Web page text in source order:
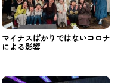
マイナスばかりではないコロナ
による影響